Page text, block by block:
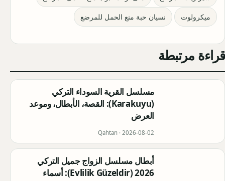
ميكرولوت نسيان حبة منع الحمل للمرضع
قراءة مرتبطة
مسلسل القرية السوداء التركي
(Karakuyu): القصة، الأبطال، وموعد
العرض
Qahtan · 2026-08-02
أبطال مسلسل الزواج جميل التركي
2026 (Evlilik Güzeldir): أسماء